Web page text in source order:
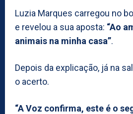
Luzia Marques carregou no
e revelou a sua aposta: “Ao
animais na minha casa”.
Depois da explicação, já na
o acerto.
“A Voz confirma, este é o